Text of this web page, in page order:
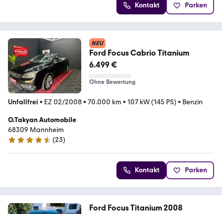
Kontakt Parken
NEU
Ford Focus Cabrio Titanium
6.499 €
Ohne Bewertung
Unfallfrei • EZ 02/2008• 70.000 km • 107 kW (145 PS) • Benzin
O.Takyan Automobile
68309 Mannheim
4.3 Sterne
(23)
Kontakt Parken
Ford Focus Titanium 2008